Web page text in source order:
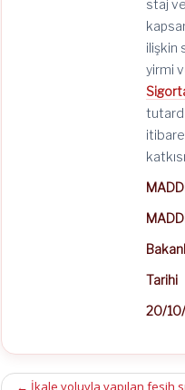
staj
ilişkin
yirmi
20/
← İkale yoluyla yapılan fesih